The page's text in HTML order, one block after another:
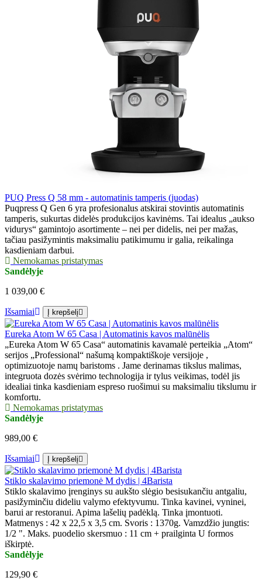
PUQ Press Q 58 mm - automatinis tamperis (juodas)
Puqpress Q Gen 6 yra profesionalus atskirai stovintis automatinis
tamperis, sukurtas didelės produkcijos kavinėms. Tai idealus „aukso
vidurys“ gamintojo asortimente – nei per didelis, nei per mažas,
tačiau pasižymintis maksimaliu patikimumu ir galia, reikalinga
kasdieniam darbui.
Nemokamas pristatymas
Sandėlyje
1 039,00 €
Išsamiai Į krepšelį
Eureka Atom W 65 Casa | Automatinis kavos malūnėlis
„Eureka Atom W 65 Casa“ automatinis kavamalė perteikia „Atom“
serijos „Professional“ našumą kompaktiškoje versijoje ,
optimizuotoje namų baristoms . Jame derinamas tikslus malimas,
integruota dozės svėrimo technologija ir tylus veikimas, todėl jis
idealiai tinka kasdieniam espreso ruošimui su maksimaliu tikslumu ir
komfortu.
Nemokamas pristatymas
Sandėlyje
989,00 €
Išsamiai Į krepšelį
Stiklo skalavimo priemonė M dydis | 4Barista
Stiklo skalavimo įrenginys su aukšto slėgio besisukančiu antgaliu,
pasižyminčiu dideliu valymo efektyvumu. Tinka kavinei, vyninei,
barui ar restoranui. Apima lašelių padėklą. Tinka įmontuoti.
Matmenys : 42 x 22,5 x 3,5 cm. Svoris : 1370g. Vamzdžio jungtis:
1/2 ". Maks. puodelio skersmuo : 11 cm + prailginta U formos
iškirptė.
Sandėlyje
129,90 €